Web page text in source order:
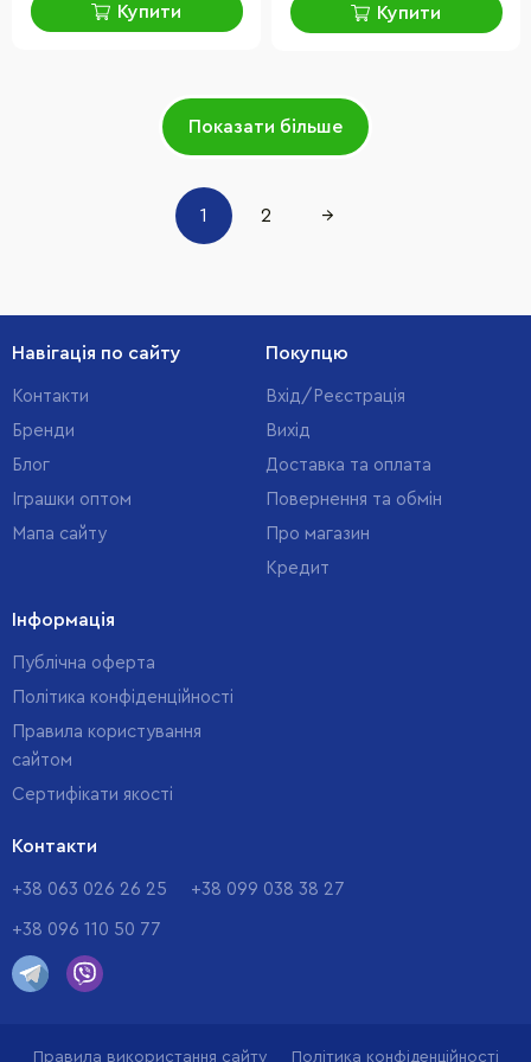
Купити Купити
Показати більше
1 2 →
Навігація по сайту
Контакти
Бренди
Блог
Іграшки оптом
Мапа сайту
Покупцю
Вхід/Реєстрація
Вихід
Доставка та оплата
Повернення та обмін
Про магазин
Кредит
Інформація
Публічна оферта
Політика конфіденційності
Правила користування
сайтом
Cертифікати якості
Контакти
+38 063 026 26 25 +38 099 038 38 27
+38 096 110 50 77
Правила використання сайту Політика конфіденційності